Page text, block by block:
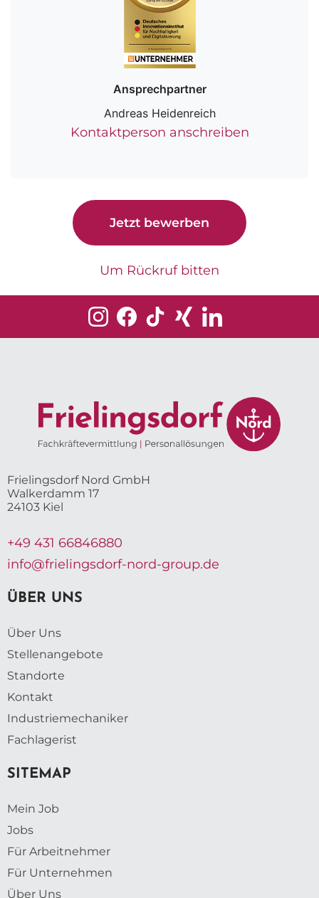
Ansprechpartner
Andreas Heidenreich
Kontaktperson anschreiben
Jetzt bewerben
Um Rückruf bitten
Frielingsdorf Nord GmbH
Walkerdamm 17
24103 Kiel
+49 431 66846880
info@frielingsdorf-nord-group.de
ÜBER UNS
Über Uns
Stellenangebote
Standorte
Kontakt
Industriemechaniker
Fachlagerist
SITEMAP
Mein Job
Jobs
Für Arbeitnehmer
Für Unternehmen
Über Uns